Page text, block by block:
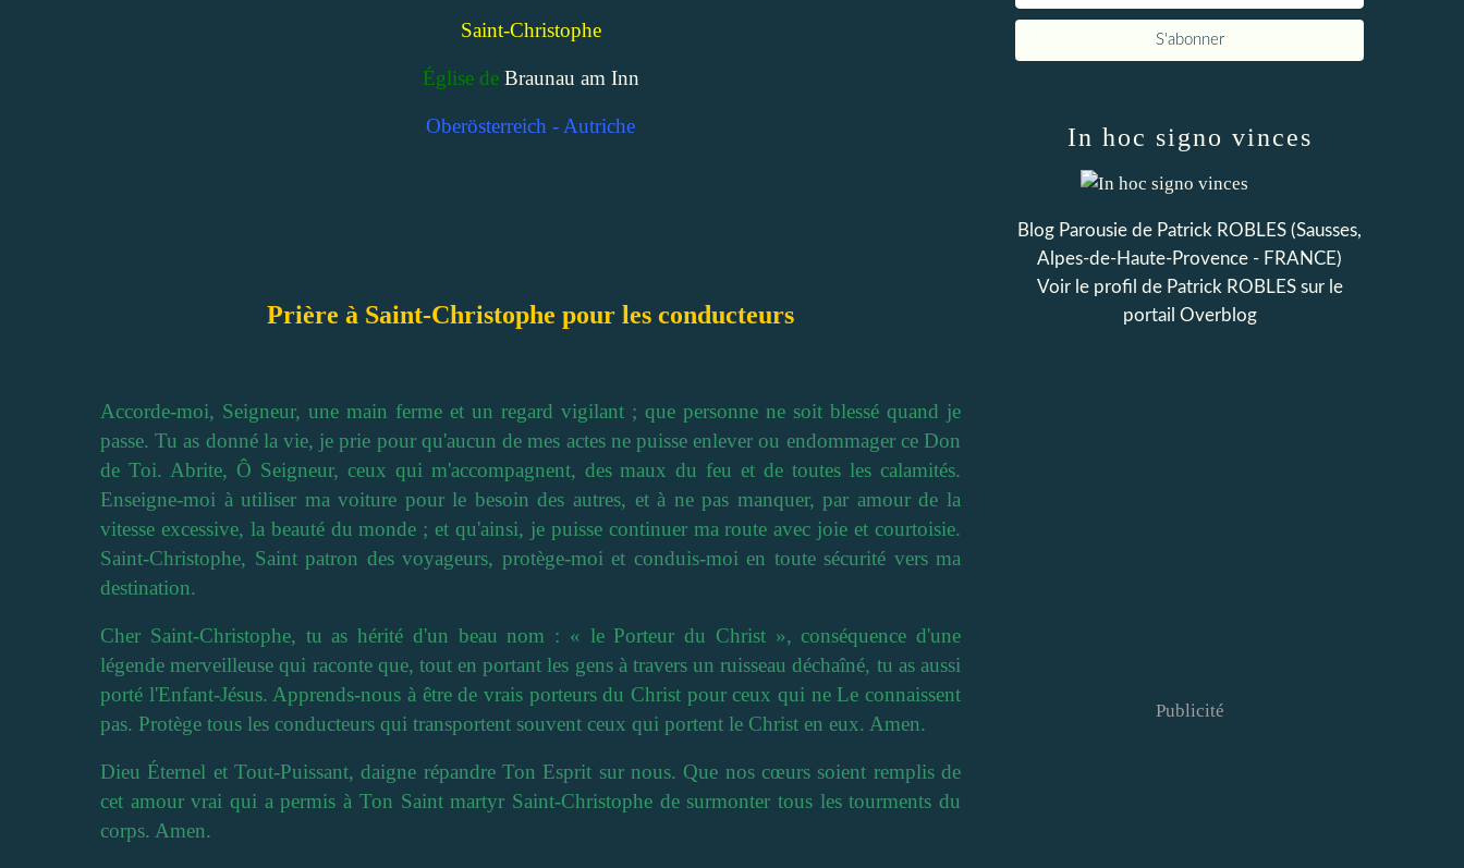
Saint-Christophe
Église de Braunau am Inn
Oberösterreich - Autriche
Prière à Saint-Christophe pour les conducteurs
Accorde-moi, Seigneur, une main ferme et un regard vigilant ; que personne ne soit blessé quand je
passe. Tu as donné la vie, je prie pour qu'aucun de mes actes ne puisse enlever ou endommager ce Don
de Toi. Abrite, Ô Seigneur, ceux qui m'accompagnent, des maux du feu et de toutes les calamités.
Enseigne-moi à utiliser ma voiture pour le besoin des autres, et à ne pas manquer, par amour de la
vitesse excessive, la beauté du monde ; et qu'ainsi, je puisse continuer ma route avec joie et courtoisie.
Saint-Christophe, Saint patron des voyageurs, protège-moi et conduis-moi en toute sécurité vers ma
destination.
Cher Saint-Christophe, tu as hérité d'un beau nom : « le Porteur du Christ », conséquence d'une
légende merveilleuse qui raconte que, tout en portant les gens à travers un ruisseau déchaîné, tu as aussi
porté l'Enfant-Jésus. Apprends-nous à être de vrais porteurs du Christ pour ceux qui ne Le connaissent
pas. Protège tous les conducteurs qui transportent souvent ceux qui portent le Christ en eux. Amen.
Dieu Éternel et Tout-Puissant, daigne répandre Ton Esprit sur nous. Que nos cœurs soient remplis de
cet amour vrai qui a permis à Ton Saint martyr Saint-Christophe de surmonter tous les tourments du
corps. Amen.
In hoc signo vinces
Blog Parousie de Patrick ROBLES (Sausses,
Alpes-de-Haute-Provence - FRANCE)
Voir le profil de Patrick ROBLESsur le
portail Overblog
Publicité